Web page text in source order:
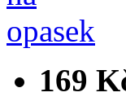
169